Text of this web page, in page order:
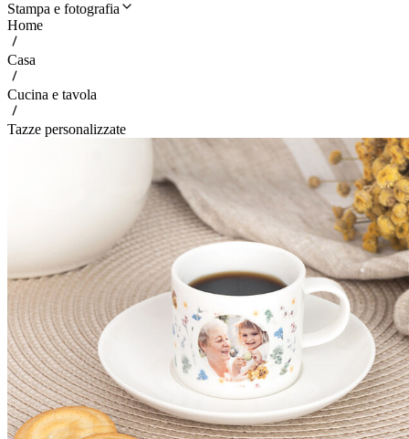
Stampa e fotografia
Home
Casa
Cucina e tavola
Tazze personalizzate